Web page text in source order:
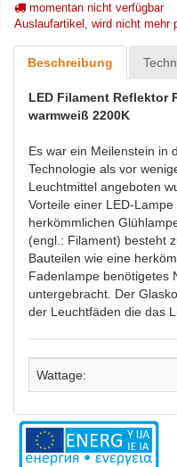
momentan nicht verfügbar
Auslaufartikel, wird nicht mehr
Beschreibung
LED Filament Reflektor
warmweiß 2200K
Es war ein Meilenstein in
Technologie als vor
Leuchtmittel angeboten
Vorteile einer LED-
herkömmlichen
(engl.: Filament) besteht
Bauteilen wie eine
Fadenlampe benötigetes
untergebracht. Der
der Leuchtfäden die das
Wattage: